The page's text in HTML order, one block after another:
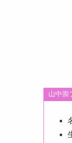
山中崇